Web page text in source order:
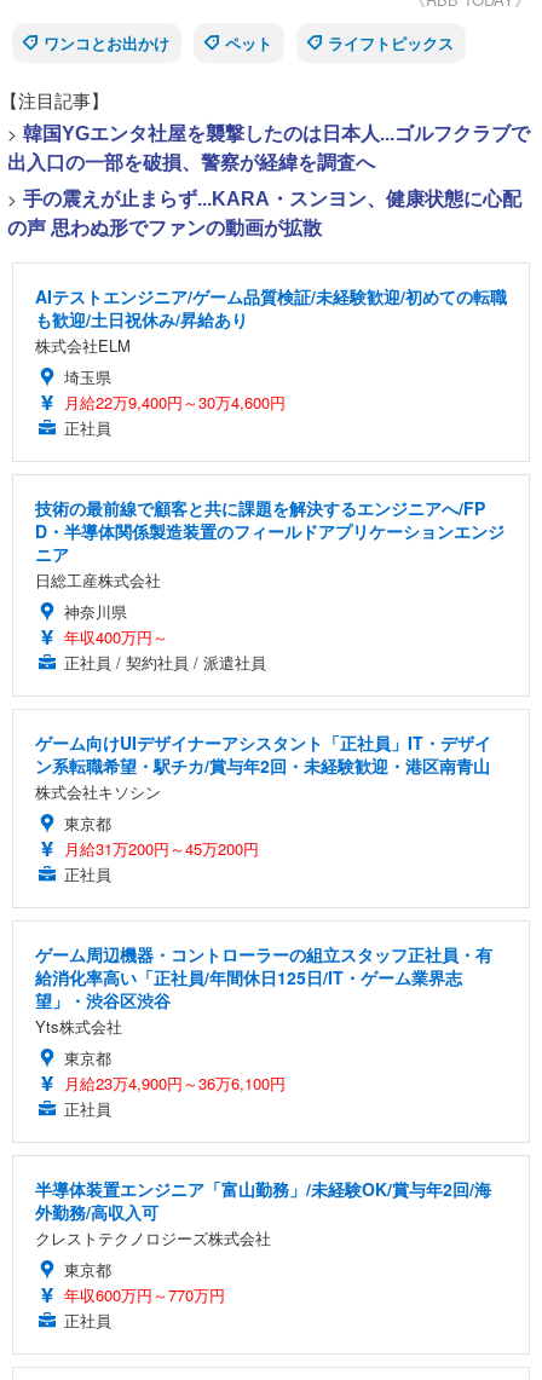
ワンコとお出かけ
ペット ライフトピックス
【注目記事】
> 韓国YGエンタ社屋を襲撃したのは日本人...ゴルフクラブで
出入口の一部を破損、警察が経緯を調査へ
> 手の震えが止まらず...KARA・スンヨン、健康状態に心配
の声 思わぬ形でファンの動画が拡散
AIテストエンジニア/ゲーム品質検証/未経験歓迎/初めての転職
も歓迎/土日祝休み/昇給あり
株式会社ELM
埼玉県
月給22万9,400円～30万4,600円
正社員
技術の最前線で顧客と共に課題を解決するエンジニアへ/FP
D・半導体関係製造装置のフィールドアプリケーションエンジ
ニア
日総工産株式会社
神奈川県
年収400万円～
正社員 / 契約社員 / 派遣社員
ゲーム向けUIデザイナーアシスタント「正社員」IT・デザイ
ン系転職希望・駅チカ/賞与年2回・未経験歓迎・港区南青山
株式会社キソシン
東京都
月給31万200円～45万200円
正社員
ゲーム周辺機器・コントローラーの組立スタッフ正社員・有
給消化率高い「正社員/年間休日125日/IT・ゲーム業界志
望」・渋谷区渋谷
Yts株式会社
東京都
月給23万4,900円～36万6,100円
正社員
半導体装置エンジニア「富山勤務」/未経験OK/賞与年2回/海
外勤務/高収入可
クレストテクノロジーズ株式会社
東京都
年収600万円～770万円
正社員